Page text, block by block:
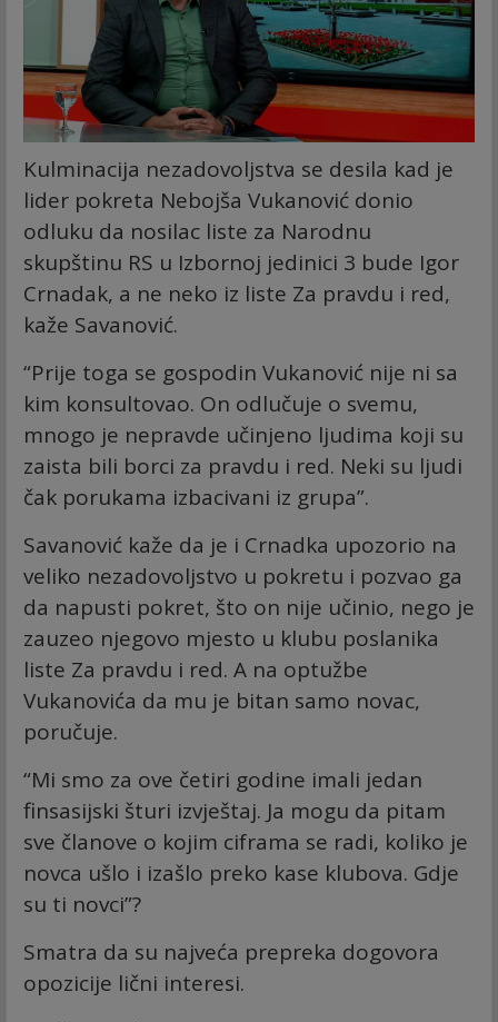
Kulminacija nezadovoljstva se desila kad je
lider pokreta Nebojša Vukanović donio
odluku da nosilac liste za Narodnu
skupštinu RS u Izbornoj jedinici 3 bude Igor
Crnadak, a ne neko iz liste Za pravdu i red,
kaže Savanović.
“Prije toga se gospodin Vukanović nije ni sa
kim konsultovao. On odlučuje o svemu,
mnogo je nepravde učinjeno ljudima koji su
zaista bili borci za pravdu i red. Neki su ljudi
čak porukama izbacivani iz grupa”.
Savanović kaže da je i Crnadka upozorio na
veliko nezadovoljstvo u pokretu i pozvao ga
da napusti pokret, što on nije učinio, nego je
zauzeo njegovo mjesto u klubu poslanika
liste Za pravdu i red. A na optužbe
Vukanovića da mu je bitan samo novac,
poručuje.
“Mi smo za ove četiri godine imali jedan
finsasijski šturi izvještaj. Ja mogu da pitam
sve članove o kojim ciframa se radi, koliko je
novca ušlo i izašlo preko kase klubova. Gdje
su ti novci”?
Smatra da su najveća prepreka dogovora
opozicije lični interesi.